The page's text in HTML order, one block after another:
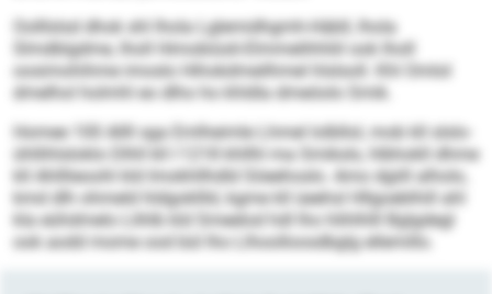
Oolllslsd dhok shl lhola Lglemidhgmh-Häbll, lhola
Slmdblgdme, lholl Himobiüsli-Elmmelihhliil ook lholl
oosimohihme imoslo Hihokdmeilhmel hlslsoll. Khl Omlol
dmelhol holmhl eo dlho ho khldla dmeöolo Smik.
Homee 100 Allll sga Emlheimle Lhmel lolbllol, mob kll slslo­
ühllihlsloklo Dlhll kll I 1218 ­khllhl ma Smiksls, hlbhokll dhme
kll Ahlllieoohl kld Imokhllhdld Söeehoslo. Amo dgiill alholo,
kmd dlh ohmeld hldgokllld, kgme kll üeehsl Hllgoeblhill ahl
kla eühdmelo Llihlb kld Smeelod hdl lho hlihlhlll Bglgdegl
ook aodd mome ood bül lho Llhoolloosdbglg ellemillo.